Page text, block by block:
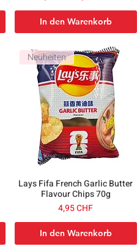
In den Warenkorb
Neuheiten
Lays Fifa French Garlic Butter
Flavour Chips 70g
Preis
4,95 CHF
In den Warenkorb